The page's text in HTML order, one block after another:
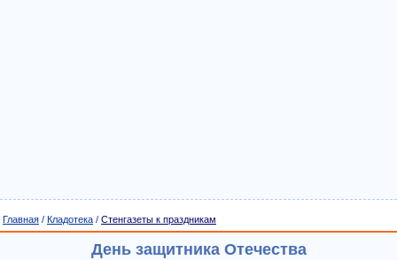
Главная / Кладотека / Стенгазеты к праздникам
День защитника Отечества